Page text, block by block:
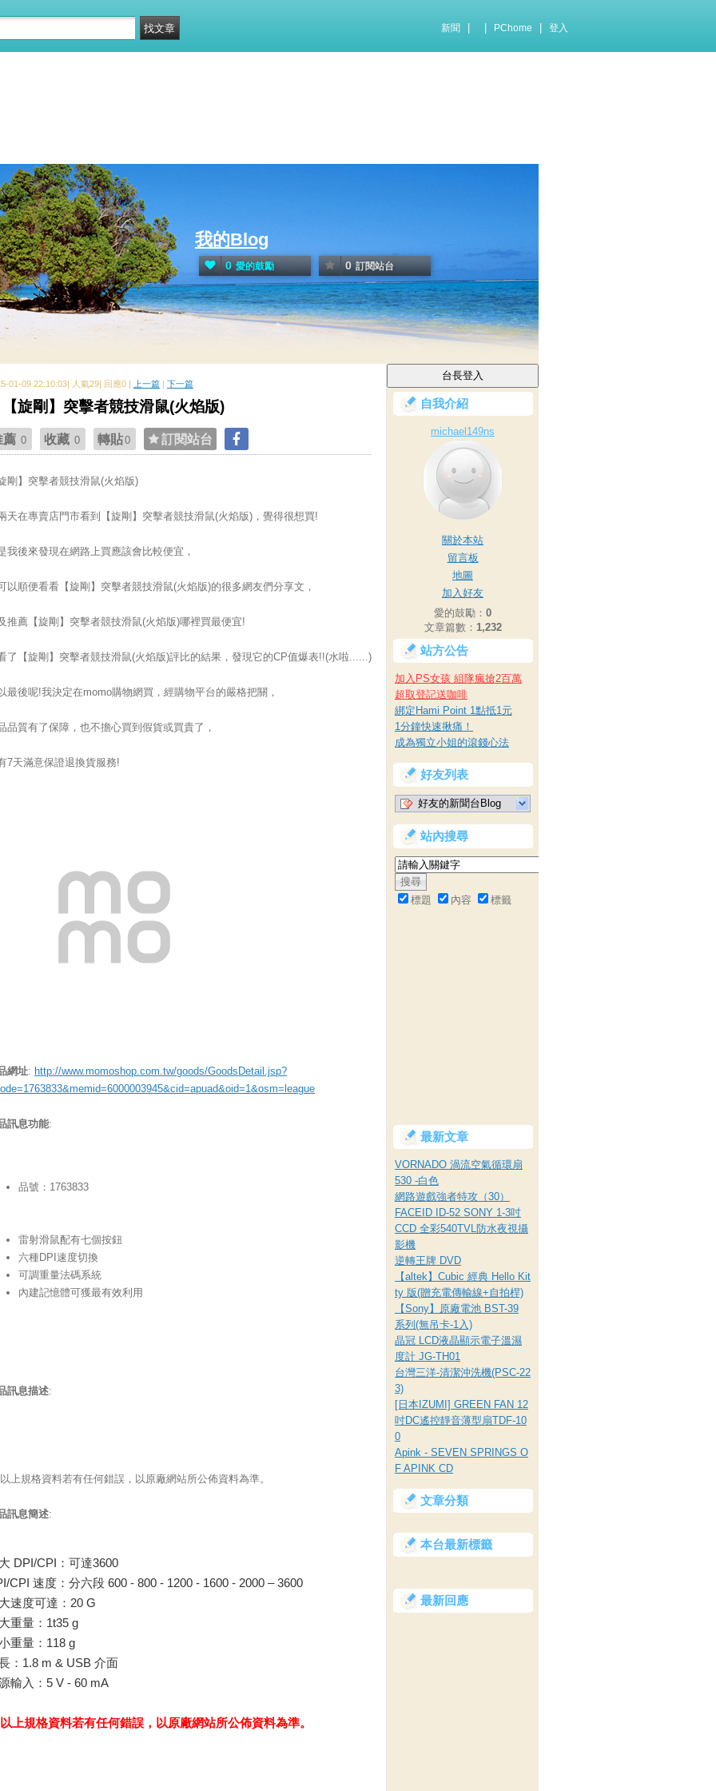
新聞 PChome 登入
我的Blog
0 愛的鼓勵 0 訂閱站台
01-09 22:10:03| 人氣29| 回應0 | 上一篇 | 下一篇
【旋剛】突擊者競技滑鼠(火焰版)
薦 0 收藏 0 轉貼0 訂閱站台
旋剛】突擊者競技滑鼠(火焰版)
天在專賣店門市看到【旋剛】突擊者競技滑鼠(火焰版)，覺得很想買!
我後來發現在網路上買應該會比較便宜，
以順便看看【旋剛】突擊者競技滑鼠(火焰版)的很多網友們分享文，
推薦【旋剛】突擊者競技滑鼠(火焰版)哪裡買最便宜!
了【旋剛】突擊者競技滑鼠(火焰版)評比的結果，發現它的CP值爆表!!(水啦......)
最後呢!我決定在momo購物網買，經購物平台的嚴格把關，
品質有了保障，也不擔心買到假貨或買貴了，
7天滿意保證退換貨服務!
網址: http://www.momoshop.com.tw/goods/GoodsDetail.jsp?
訊息功能:
品號：1763833
雷射滑鼠配有七個按鈕
六種DPI速度切換
可調重量法碼系統
內建記憶體可獲最有效利用
訊息描述:
上規格資料若有任何錯誤，以原廠網站所公佈資料為準。
訊息簡述:
DPI/CPI：可達3600
CPI 速度：分六段 600 - 800 - 1200 - 1600 - 2000 – 3600
速度可達：20 G
重量：1t35 g
重量：118 g
：1.8 m & USB 介面
輸入：5 V - 60 mA
上規格資料若有任何錯誤，以原廠網站所公佈資料為準。
自我介紹
michael149ns
關於本站
留言板
地圖
加入好友
愛的鼓勵： 0
文章篇數： 1,232
站方公告
加入PS女孩 組隊瘋搶2百萬
超取登記送咖啡
綁定Hami Point 1點抵1元
1分鐘快速揪痛！
成為獨立小姐的滾錢心法
好友列表
好友的新聞台Blog
站內搜尋
標題 內容 標籤
最新文章
VORNADO 渦流空氣循環扇
530 -白色
網路遊戲強者特攻（30）
FACEID ID-52 SONY 1-3吋
CCD 全彩540TVL防水夜視攝
影機
逆轉王牌 DVD
【altek】Cubic 經典 Hello Kit
ty 版(贈充電傳輸線+自拍桿)
【Sony】原廠電池 BST-39
系列(無吊卡-1入)
晶冠 LCD液晶顯示電子溫濕
度計 JG-TH01
台灣三洋-清潔沖洗機(PSC-22
3)
[日本IZUMI] GREEN FAN 12
吋DC遙控靜音薄型扇TDF-10
0
Apink - SEVEN SPRINGS O
F APINK CD
文章分類
本台最新標籤
最新回應